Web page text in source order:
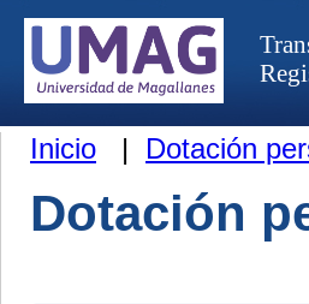
Inicio | Dotación
Dotación